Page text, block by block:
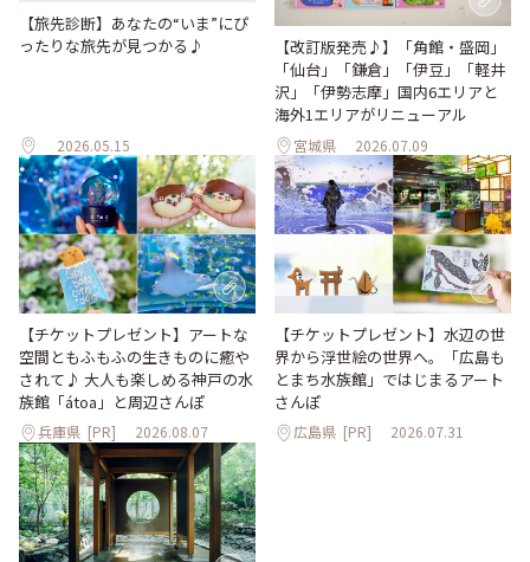
【旅先診断】あなたの“いま”にぴ
ったりな旅先が見つかる♪
2026.05.15
【改訂版発売♪】「角館・盛岡」
「仙台」「鎌倉」「伊豆」「軽井
沢」「伊勢志摩」国内6エリアと
海外1エリアがリニューアル
宮城県 2026.07.09
【チケットプレゼント】アートな
空間ともふもふの生きものに癒や
されて♪ 大人も楽しめる神戸の水
族館「átoa」と周辺さんぽ
兵庫県 [PR] 2026.08.07
【チケットプレゼント】水辺の世
界から浮世絵の世界へ。「広島も
とまち水族館」ではじまるアート
さんぽ
広島県 [PR] 2026.07.31